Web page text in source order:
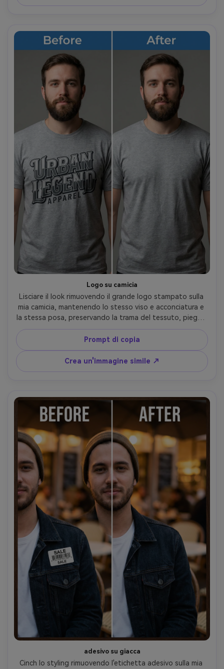
Logo su camicia
Lisciare il look rimuovendo il grande logo stampato sulla
mia camicia, mantenendo lo stesso viso e acconciatura e
la stessa posa, preservando la trama del tessuto, pieghe
e linee di cucitura in modo che la camicia sembri ancora
naturale- -ar 4:5
Prompt di copia
Crea un'immagine simile ↗
adesivo su giacca
Cinch lo styling rimuovendo l'etichetta adesivo sulla mia